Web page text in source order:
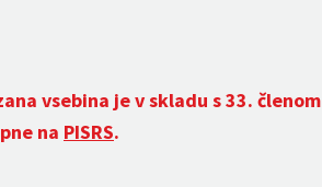
vsebina je v skladu s 33. členom
na PISRS.